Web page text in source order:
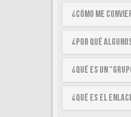
¿Cómo me
¿Por qué
¿Qué es un
¿Qué es el